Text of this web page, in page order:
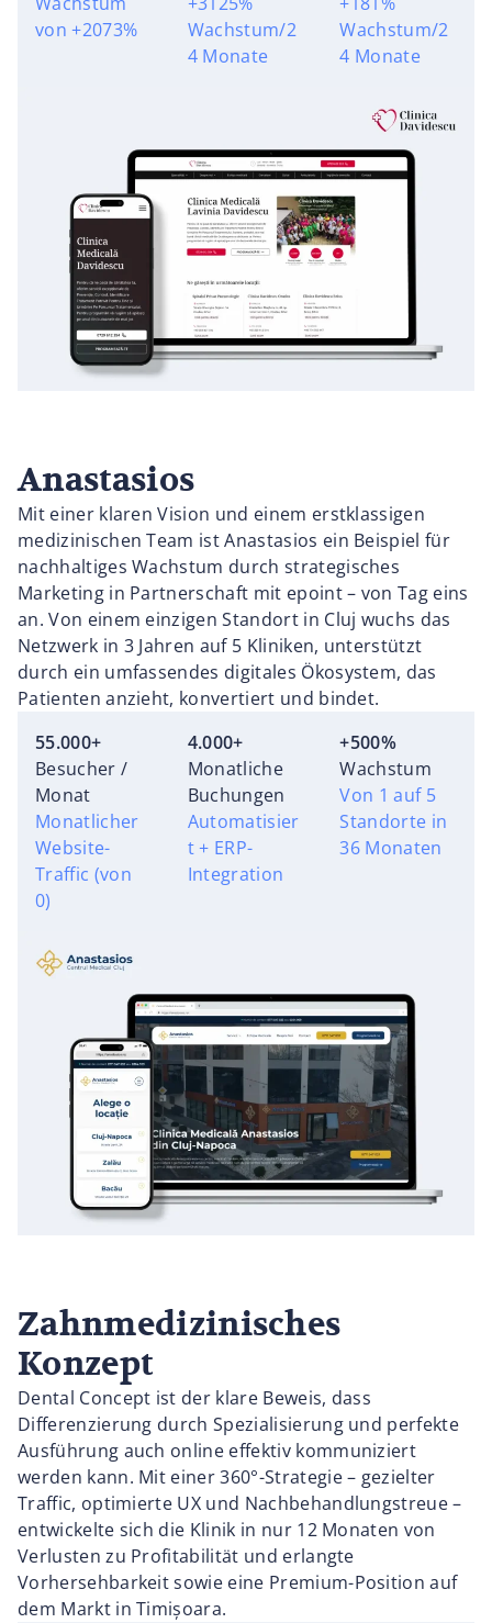
von +2073%
Wachstum/2
4 Monate
Wachstum/2
4 Monate
Anastasios
Mit einer klaren Vision und einem erstklassigen
medizinischen Team ist Anastasios ein Beispiel für
nachhaltiges Wachstum durch strategisches
Marketing in Partnerschaft mit epoint – von Tag eins
an. Von einem einzigen Standort in Cluj wuchs das
Netzwerk in 3 Jahren auf 5 Kliniken, unterstützt
durch ein umfassendes digitales Ökosystem, das
Patienten anzieht, konvertiert und bindet.
55.000+
Besucher /
Monat
Monatlicher
Website-
Traffic (von
0)
4.000+
Monatliche
Buchungen
Automatisier
t + ERP-
Integration
+500%
Wachstum
Von 1 auf 5
Standorte in
36 Monaten
Zahnmedizinisches
Konzept
Dental Concept ist der klare Beweis, dass
Differenzierung durch Spezialisierung und perfekte
Ausführung auch online effektiv kommuniziert
werden kann. Mit einer 360°-Strategie – gezielter
Traffic, optimierte UX und Nachbehandlungstreue –
entwickelte sich die Klinik in nur 12 Monaten von
Verlusten zu Profitabilität und erlangte
Vorhersehbarkeit sowie eine Premium-Position auf
dem Markt in Timișoara.